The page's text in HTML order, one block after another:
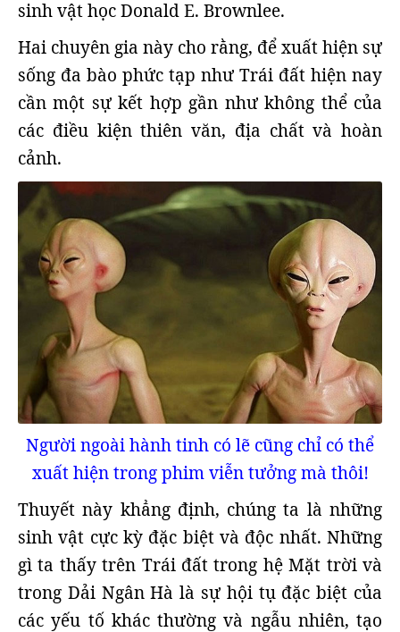
sinh vật học Donald E. Brownlee.
Hai chuyên gia này cho rằng, để xuất hiện sự
sống đa bào phức tạp như Trái đất hiện nay
cần một sự kết hợp gần như không thể của
các điều kiện thiên văn, địa chất và hoàn
cảnh.
Người ngoài hành tinh có lẽ cũng chỉ có thể
xuất hiện trong phim viễn tưởng mà thôi!
Thuyết này khẳng định, chúng ta là những
sinh vật cực kỳ đặc biệt và độc nhất. Những
gì ta thấy trên Trái đất trong hệ Mặt trời và
trong Dải Ngân Hà là sự hội tụ đặc biệt của
các yếu tố khác thường và ngẫu nhiên, tạo